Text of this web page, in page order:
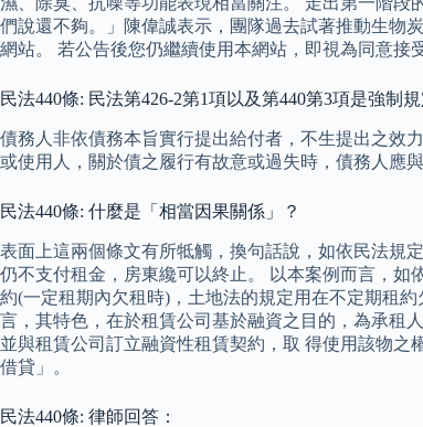
們說還不夠。」陳偉誠表示，團隊過去試著推動生物
網站。 若公告後您仍繼續使用本網站，即視為同意接
民法440條: 民法第426-2第1項以及第440第3項是強制
債務人非依債務本旨實行提出給付者，不生提出之效
或使用人，關於債之履行有故意或過失時，債務人應
民法440條: 什麼是「相當因果關係」？
表面上這兩個條文有所牴觸，換句話說，如依民法規
仍不支付租金，房東纔可以終止。 以本案例而言，如
約(一定租期內欠租時)，土地法的規定用在不定期租
言，其特色，在於租賃公司基於融資之目的，為承租
並與租賃公司訂立融資性租賃契約，取 得使用該物
借貸」。
民法440條: 律師回答：